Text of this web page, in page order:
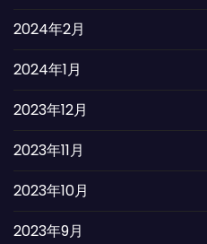
2024年2月
2024年1月
2023年12月
2023年11月
2023年10月
2023年9月